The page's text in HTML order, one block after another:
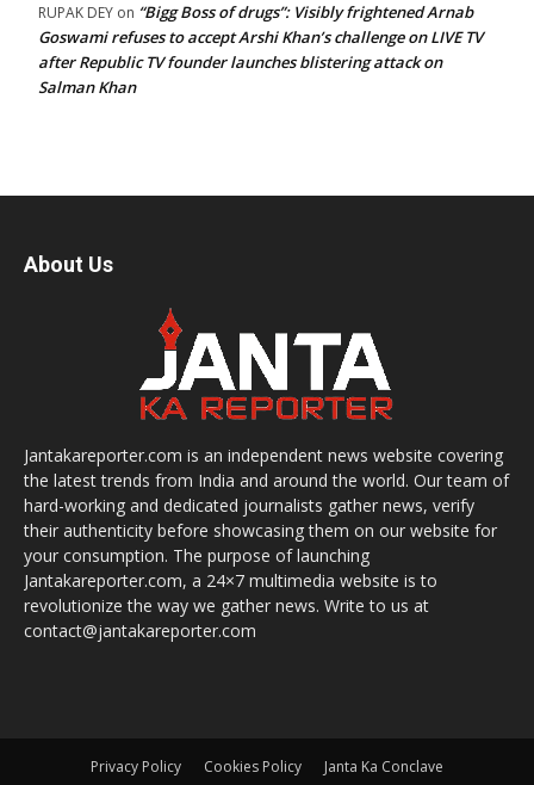
RUPAK DEY on “Bigg Boss of drugs”: Visibly frightened Arnab
Goswami refuses to accept Arshi Khan’s challenge on LIVE TV
after Republic TV founder launches blistering attack on
Salman Khan
About Us
Jantakareporter.com is an independent news website covering
the latest trends from India and around the world. Our team of
hard-working and dedicated journalists gather news, verify
their authenticity before showcasing them on our website for
your consumption. The purpose of launching
Jantakareporter.com, a 24×7 multimedia website is to
revolutionize the way we gather news. Write to us at
contact@jantakareporter.com
Privacy Policy Cookies Policy Janta Ka Conclave